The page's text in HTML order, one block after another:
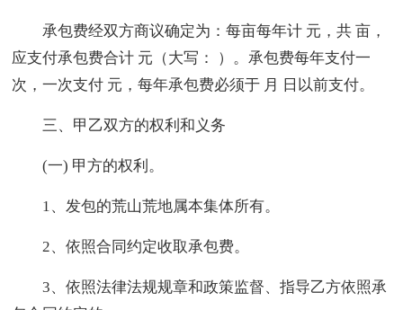
承包费经双方商议确定为：每亩每年计 元，共 亩，
应支付承包费合计 元（大写： ）。承包费每年支付一
次，一次支付 元，每年承包费必须于 月 日以前支付。
三、甲乙双方的权利和义务
(一) 甲方的权利。
1、发包的荒山荒地属本集体所有。
2、依照合同约定收取承包费。
3、依照法律法规规章和政策监督、指导乙方依照承